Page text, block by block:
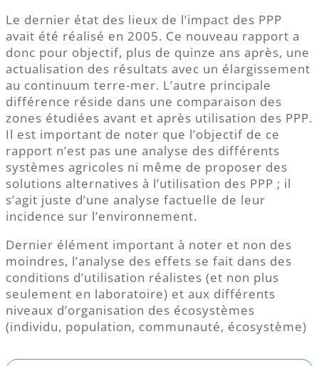
Le dernier état des lieux de l’impact des PPP
avait été réalisé en 2005. Ce nouveau rapport a
donc pour objectif, plus de quinze ans après, une
actualisation des résultats avec un élargissement
au continuum terre-mer. L’autre principale
différence réside dans une comparaison des
zones étudiées avant et après utilisation des PPP.
Il est important de noter que l’objectif de ce
rapport n’est pas une analyse des différents
systèmes agricoles ni même de proposer des
solutions alternatives à l’utilisation des PPP ; il
s’agit juste d’une analyse factuelle de leur
incidence sur l’environnement.
Dernier élément important à noter et non des
moindres, l’analyse des effets se fait dans des
conditions d’utilisation réalistes (et non plus
seulement en laboratoire) et aux différents
niveaux d’organisation des écosystèmes
(individu, population, communauté, écosystème)